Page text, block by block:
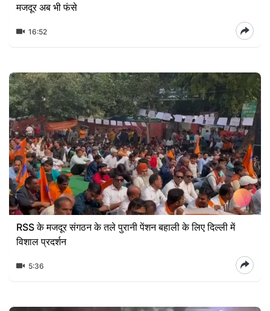
मजदूर अब भी फंसे
16:52
RSS के मजदूर संगठन के तले पुरानी पेंशन बहाली के लिए दिल्ली में
विशाल प्रदर्शन
5:36